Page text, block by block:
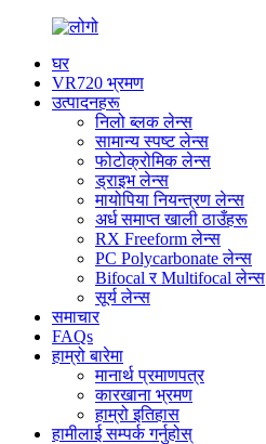
घर
VR720 भ्रमण
उत्पादनहरू
निलो ब्लक लेन्स
सामान्य स्पष्ट लेन्स
फोटोक्रोमिक लेन्स
ड्राइभ लेन्स
मायोपिया नियन्त्रण लेन्स
अर्ध समाप्त खाली ठाउँहरू
RX Freeform लेन्स
PC Polycarbonate लेन्स
Bifocal र Multifocal लेन्स
सूर्य लेन्स
समाचार
FAQs
हाम्रो बारेमा
मानार्थ प्रमाणपत्र
कारखाना भ्रमण
हाम्रो इतिहास
हामीलाई सम्पर्क गर्नुहोस्